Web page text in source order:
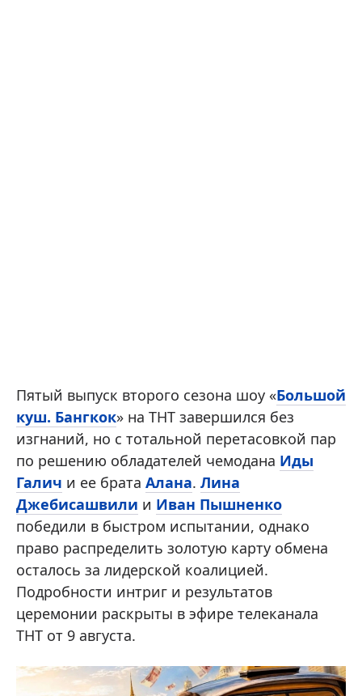
Пятый выпуск второго сезона шоу «Большой
куш. Бангкок» на ТНТ завершился без
изгнаний, но с тотальной перетасовкой пар
по решению обладателей чемодана Иды
Галич и ее брата Алана. Лина
Джебисашвили и Иван Пышненко
победили в быстром испытании, однако
право распределить золотую карту обмена
осталось за лидерской коалицией.
Подробности интриг и результатов
церемонии раскрыты в эфире телеканала
ТНТ от 9 августа.